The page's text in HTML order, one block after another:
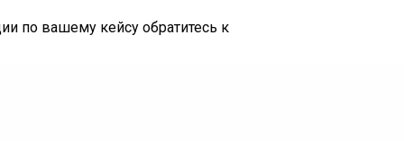
по вашему кейсу обратитесь к